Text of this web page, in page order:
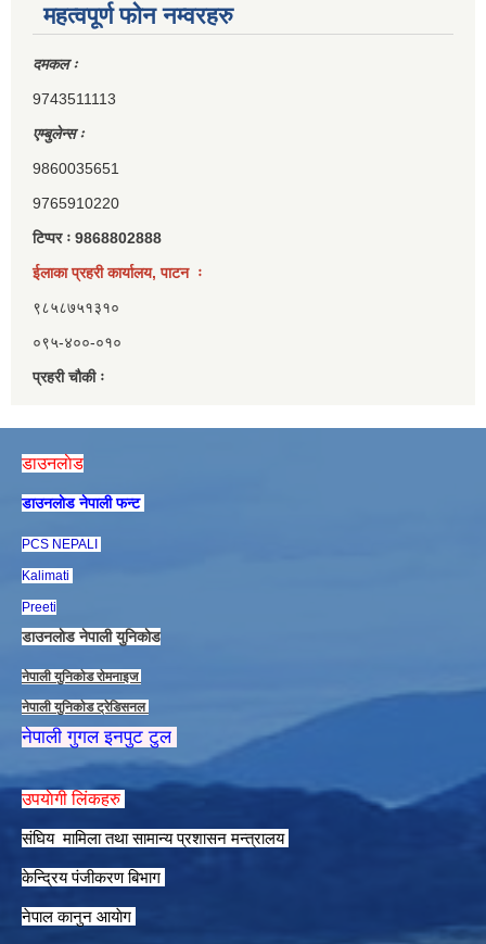
महत्वपूर्ण फोन नम्वरहरु
दमकल ः
9743511113
एम्बुलेन्स ः
9860035651
9765910220
टिप्पर ः 9868802888
ईलाका प्रहरी कार्यालय, पाटन ः
९८५८७५१३१०
०९५-४००-०१०
प्रहरी चौकी ः
डाउनलाेड
डाउनलाेड नेपाली फन्ट
PCS NEPALI
Kalimati
Preeti
डाउनलाेड नेपाली युनिकाेड
नेपाली युनिकाेड राेमनाइज
नेपाली युनिकाेड ट्रेडिसनल
नेपाली गुगल इनपुट टुल
उपयाेगी लिंकहरु
संघिय मामिला तथा सामान्य प्रशासन मन्त्रालय
केन्द्रिय पंजीकरण बिभाग
नेपाल कानुन आयाेग